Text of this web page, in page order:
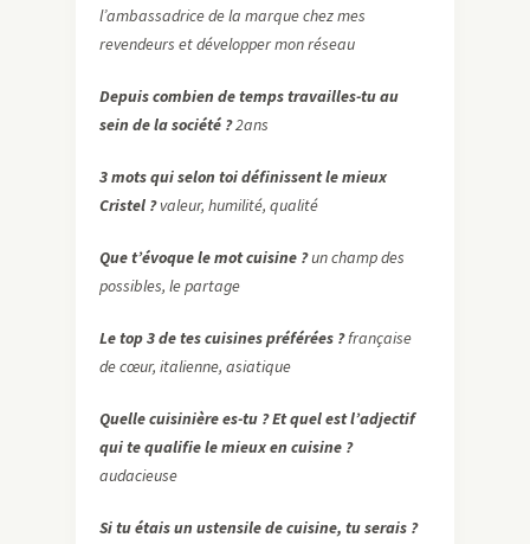
l’ambassadrice de la marque chez mes
revendeurs et développer mon réseau
Depuis combien de temps travailles-tu au
sein de la société ?2ans
3 mots qui selon toi définissent le mieux
Cristel ?valeur, humilité, qualité
Que t’évoque le mot cuisine ?un champ des
possibles, le partage
Le top 3 de tes cuisines préférées ?française
de cœur, italienne, asiatique
Quelle cuisinière es-tu ?Et quel est l’adjectif
qui te qualifie le mieux en cuisine ?
audacieuse
Si tu étais un ustensile de cuisine, tu serais ?